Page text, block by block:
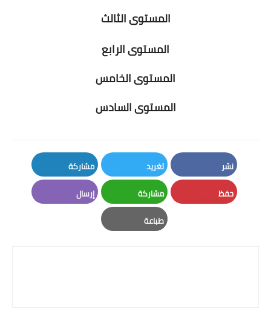
المستوى الثالث
المستوى الرابع
المستوى الخامس
المستوى السادس
نشر
Facebook
تغريد
Twitter
مشاركة
LinkedIn
حفظ مشاركة
Whatsapp
إرسال
طباعة